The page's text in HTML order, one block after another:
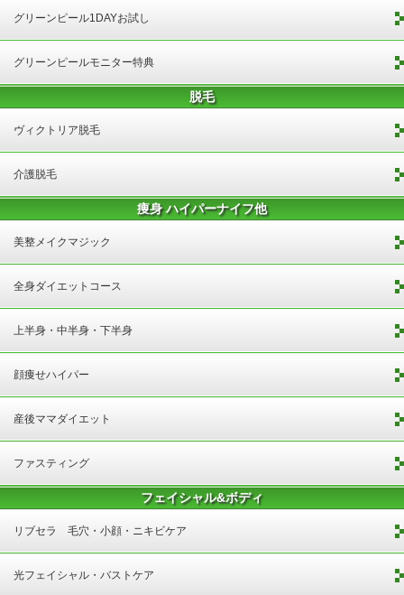
グリーンピール1DAYお試し
グリーンピールモニター特典
脱毛
ヴィクトリア脱毛
介護脱毛
痩身 ハイパーナイフ他
美整メイクマジック
全身ダイエットコース
上半身・中半身・下半身
顔痩せハイパー
産後ママダイエット
ファスティング
フェイシャル&ボディ
リブセラ 毛穴・小顔・ニキビケア
光フェイシャル・バストケア